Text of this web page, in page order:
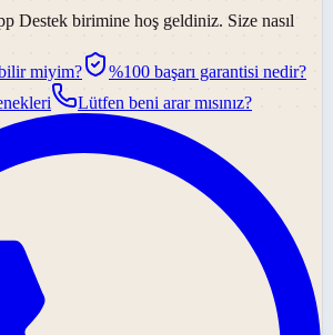
Destek birimine hoş geldiniz. Size nasıl
miyim?
%100 başarı garantisi nedir?
Lütfen beni arar mısınız?